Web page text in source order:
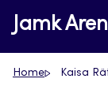
Skip
to
content
Jamk
Home Kaisa